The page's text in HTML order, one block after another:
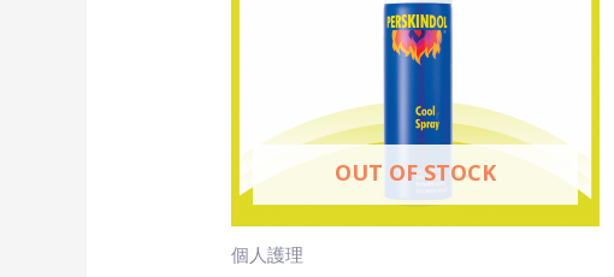
OUT OF STOCK
個人護理